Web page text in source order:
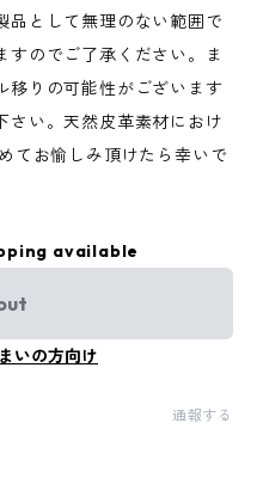
品として無理のない範囲で
すのでご了承ください。ま
移りの可能性がございます
さい。天然皮革素材におけ
てお愉しみ頂けたら幸いで
available
いの方向け
通報する